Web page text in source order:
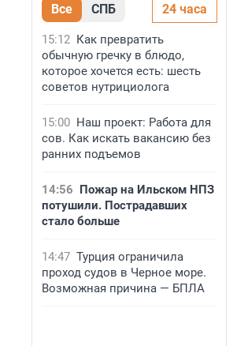
Все СПБ 24 часа
15:12 Как превратить
обычную гречку в блюдо,
которое хочется есть: шесть
советов нутрициолога
15:00 Наш проект: Работа для
сов. Как искать вакансию без
ранних подъемов
14:56 Пожар на Ильском НПЗ
потушили. Пострадавших
стало больше
14:47 Турция ограничила
проход судов в Черное море.
Возможная причина — БПЛА